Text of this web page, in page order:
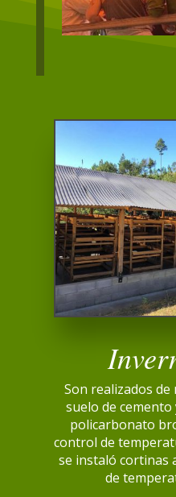
Son realizados de
suelo de cemento
policarbonato
control de
se instaló cortinas
de